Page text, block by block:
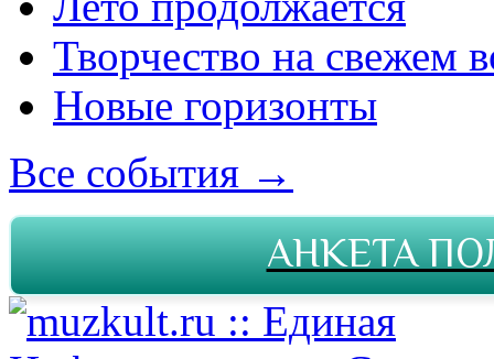
Творчество на свежем
Новые горизонты
Все события →
АНКЕТА